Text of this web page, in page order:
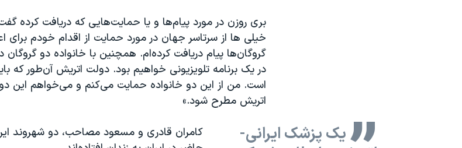
بری روزن در مورد پیام‌ها و یا حمایت‌هایی که دریافت کرده
خیلی ها از سرتاسر جهان در مورد حمایت از اقدام خودم برای
گروگان‌ها پیام دریافت کرده‌ام. همچنین با خانواده دو
در یک برنامه تلویزیونی خواهیم بود. دولت اتریش آن‌طور که
است. من از این دو خانواده حمایت می‌کنم و می‌خواهم این
اتریش مطرح شود.»
یک پزشک ایرانی-
کامران قادری و مسعود مصاحب، دو شهروند